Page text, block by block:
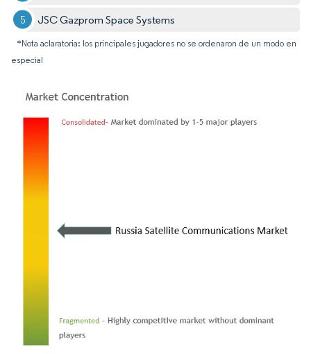
JSC Gazprom Space Systems
*Nota aclaratoria: los principales jugadores no se ordenaron de un modo en
especial